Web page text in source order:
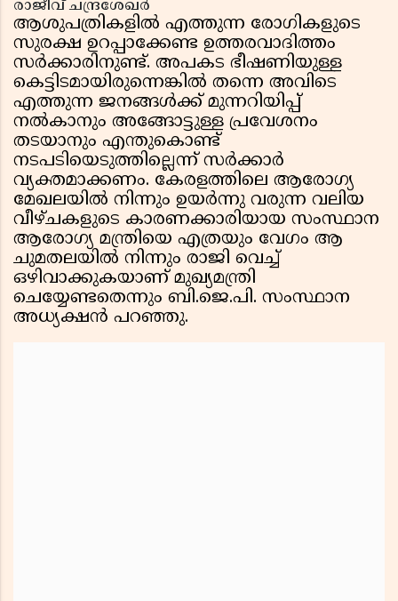
രാജീവ് ചന്ദ്രശേഖർ
ആശുപത്രികളിൽ എത്തുന്ന രോഗികളുടെ
സുരക്ഷ ഉറപ്പാക്കേണ്ട ഉത്തരവാദിത്തം
സർക്കാരിനുണ്ട്. അപകട ഭീഷണിയുള്ള
കെട്ടിടമായിരുന്നെങ്കിൽ തന്നെ അവിടെ
എത്തുന്ന ജനങ്ങൾക്ക് മുന്നറിയിപ്പ്
നൽകാനും അങ്ങോട്ടുള്ള പ്രവേശനം
തടയാനും എന്തുകൊണ്ട്
നടപടിയെടുത്തില്ലെന്ന് സർക്കാർ
വ്യക്തമാക്കണം. കേരളത്തിലെ ആരോഗ്യ
മേഖലയിൽ നിന്നും ഉയർന്നു വരുന്ന വലിയ
വീഴ്ചകളുടെ കാരണക്കാരിയായ സംസ്ഥാന
ആരോഗ്യ മന്ത്രിയെ എത്രയും വേഗം ആ
ചുമതലയിൽ നിന്നും രാജി വെച്ച്
ഒഴിവാക്കുകയാണ് മുഖ്യമന്ത്രി
ചെയ്യേണ്ടതെന്നും ബി.ജെ.പി. സംസ്ഥാന
അധ്യക്ഷൻ പറഞ്ഞു.